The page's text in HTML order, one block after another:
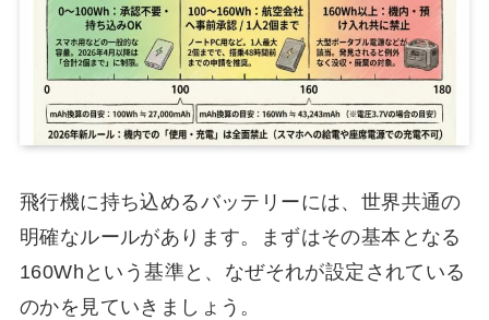
飛行機に持ち込めるバッテリーには、世界共通の
明確なルールがあります。まずはその基本となる
160Whという基準と、なぜそれが設定されている
のかを見ていきましょう。